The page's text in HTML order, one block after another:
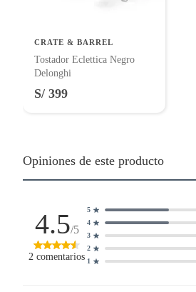
CRATE & BARREL
Tostador Eclettica Negro
Delonghi
S/ 399
Opiniones de este producto
4.5/5
2 comentarios 1
2
3
4
5